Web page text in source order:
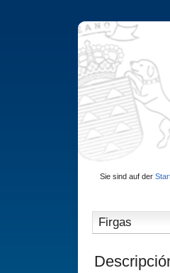
Sie sind auf der
Firgas